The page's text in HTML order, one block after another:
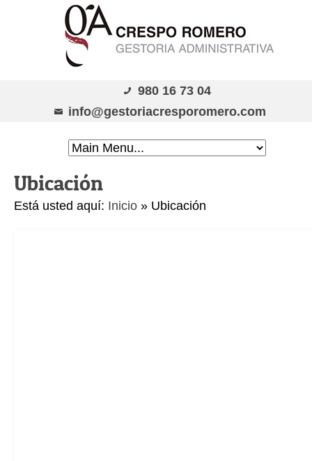
980 16 73 04
info@gestoriacresporomero.com
Ubicación
Está usted aquí: Inicio » Ubicación